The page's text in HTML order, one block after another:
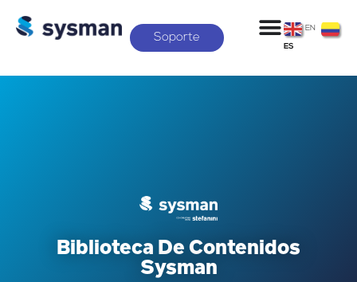
Soporte
EN
ES
Biblioteca De Contenidos
Sysman